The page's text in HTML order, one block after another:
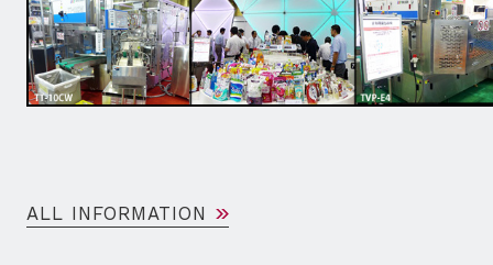
ALL INFORMATION